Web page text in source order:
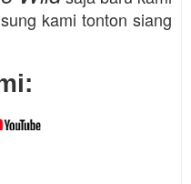
kami tonton siang